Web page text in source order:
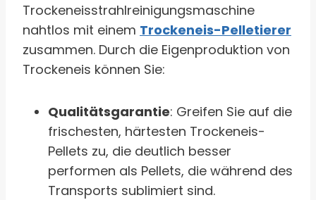
Trockeneisstrahlreinigungsmaschine
nahtlos mit einem Trockeneis-Pelletierer
zusammen. Durch die Eigenproduktion von
Trockeneis können Sie:
Qualitätsgarantie: Greifen Sie auf die
frischesten, härtesten Trockeneis-
Pellets zu, die deutlich besser
performen als Pellets, die während des
Transports sublimiert sind.